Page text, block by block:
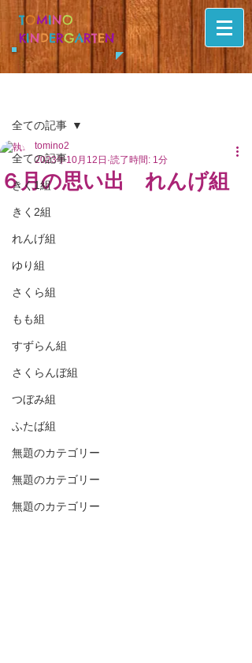
TOMINO
KINDERGARTEN
全ての記事
きく1組
きく2組
れんげ組
ゆり組
さくら組
もも組
すずらん組
さくらんぼ組
つぼみ組
ふたば組
無題のカテゴリー
無題のカテゴリー
無題のカテゴリー
全ての記事
６月の思い出 れんげ組
tomino2
2023年10月12日 読了時間: 1分